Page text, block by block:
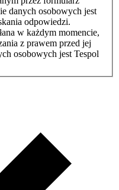
danych osobowych jest
odpowiedzi.
w każdym momencie,
z prawem przed jej
osobowych jest Tespol